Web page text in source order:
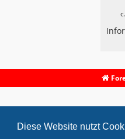
Diese Website nutzt